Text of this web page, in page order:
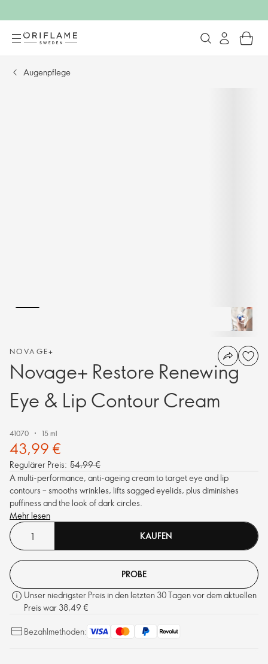
Augenpflege
NOVAGE+
Novage+ Restore Renewing
Eye & Lip Contour Cream
41070 15 ml
43,99 €
Regulärer Preis: 54,99 €
A multi-performance, anti-ageing cream to target eye and lip
contours – smooths wrinkles, lifts sagged eyelids, plus diminishes
puffiness and the look of dark circles.
Mehr lesen
KAUFEN
PROBE
Unser niedrigster Preis in den letzten 30 Tagen vor dem aktuellen
Preis war 38,49 €
Bezahlmethoden: